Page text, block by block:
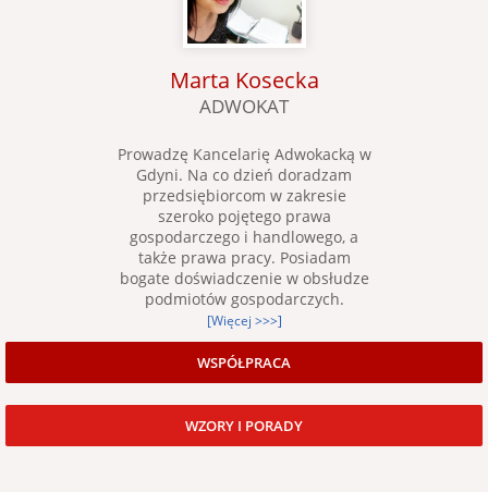
Marta Kosecka
ADWOKAT
Prowadzę Kancelarię Adwokacką w
Gdyni. Na co dzień doradzam
przedsiębiorcom w zakresie
szeroko pojętego prawa
gospodarczego i handlowego, a
także prawa pracy. Posiadam
bogate doświadczenie w obsłudze
podmiotów gospodarczych.
[Więcej >>>]
WSPÓŁPRACA
WZORY I PORADY